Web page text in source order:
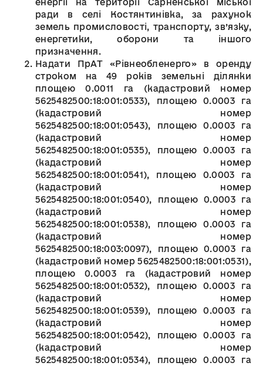
енергії на території Сарненської міської
ради в селі Костянтинівка, за рахунок
земель промисловості, транспорту, зв’язку,
енергетики, оборони та іншого
призначення.
Надати ПрАТ «Рівнеобленерго» в оренду
строком на 49 років земельні ділянки
площею 0.0011 га (кадастровий номер
5625482500:18:001:0533), площею 0.0003 га
(кадастровий номер
5625482500:18:001:0543), площею 0.0003 га
(кадастровий номер
5625482500:18:001:0535), площею 0.0003 га
(кадастровий номер
5625482500:18:001:0541), площею 0.0003 га
(кадастровий номер
5625482500:18:001:0540), площею 0.0003 га
(кадастровий номер
5625482500:18:001:0538), площею 0.0003 га
(кадастровий номер
5625482500:18:003:0097), площею 0.0003 га
(кадастровий номер 5625482500:18:001:0531),
площею 0.0003 га (кадастровий номер
5625482500:18:001:0532), площею 0.0003 га
(кадастровий номер
5625482500:18:001:0539), площею 0.0003 га
(кадастровий номер
5625482500:18:001:0542), площею 0.0003 га
(кадастровий номер
5625482500:18:001:0534), площею 0.0003 га